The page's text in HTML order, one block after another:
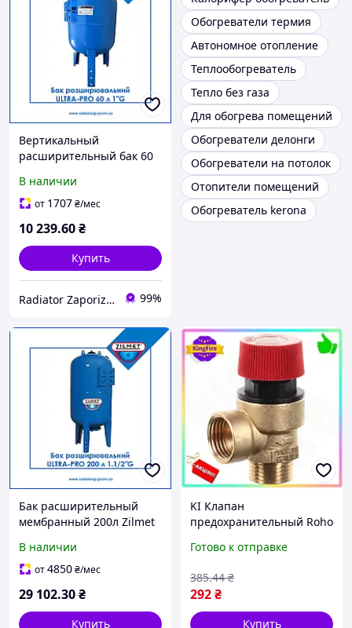
Вертикальный
расширительный бак 60
систем синий
мембранный на ножках
В наличии
от 1707₴/мес
10 239.60₴
Купить
Radiator Zaporizhzhya 99%
Обогреватели термия
Автономное отопление
Теплообогреватель
Тепло без газа
Для обогрева помещений
Обогреватели делонги
Обогреватели на потолок
Отопители помещений
Обогреватель kerona
Бак расширительный
мембранный 200л Zilmet
вертикальный
напольный для
В наличии
от4850₴/мес
29 102.30₴
Купить
KI Клапан
предохранительный Roho
защитный для
клапан безоп FIR41_R
Готово к отправке
292₴
385.44 ₴
Купить